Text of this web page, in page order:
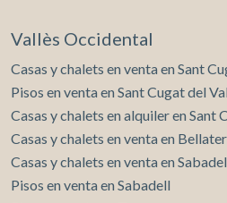
Vallès Occidental
Casas y chalets en venta en Sant
Pisos en venta en Sant Cugat del
Casas y chalets en alquiler en Sant
Casas y chalets en venta en
Casas y chalets en venta en
Pisos en venta en Sabadell